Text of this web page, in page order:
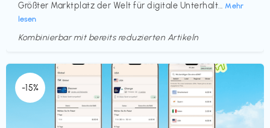
Größter Marktplatz der Welt für digitale Unterhalt... Mehr
lesen
Kombinierbar mit bereits reduzierten Artikeln
-15%